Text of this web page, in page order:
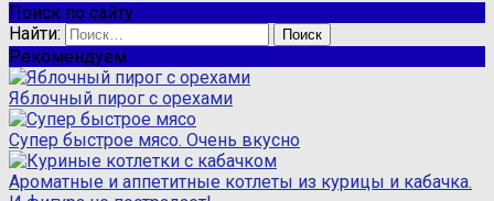
Поиск по сайту
Найти:
Рекомендуем
Яблочный пирог с орехами
Супер быстрое мясо. Очень вкусно
Ароматные и аппетитные котлеты из курицы и кабачка.